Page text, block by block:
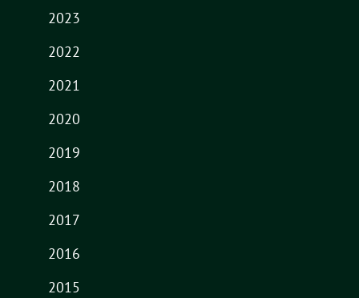
2023
2022
2021
2020
2019
2018
2017
2016
2015